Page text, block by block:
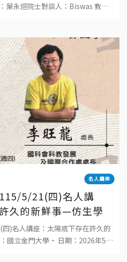
葉永烜院士對談人：Biswas 教
名人講座
5/21(四)名人講
久的新鮮事—仿生學
四)名人講座：太陽底下存在許久的
國立金門大學• 日期：2026年5月